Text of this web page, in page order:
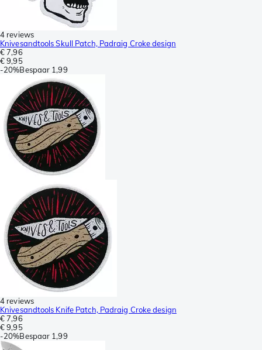
4 reviews
Knivesandtools Skull Patch, Padraig Croke design
€ 7,96
€ 9,95
-20%Bespaar 1,99
4 reviews
Knivesandtools Knife Patch, Padraig Croke design
€ 7,96
€ 9,95
-20%Bespaar 1,99